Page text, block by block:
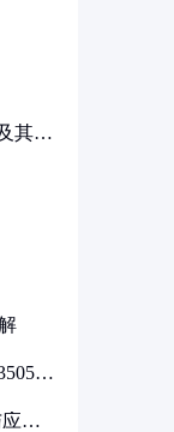
其在
代
用